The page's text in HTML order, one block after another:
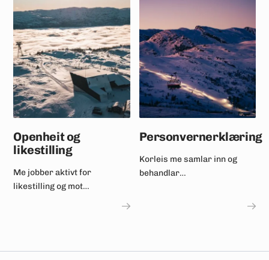
Openheit og
likestilling
Me jobber aktivt for
likestilling og mot
Personvernerklæring
Korleis me samlar inn og
behandlar